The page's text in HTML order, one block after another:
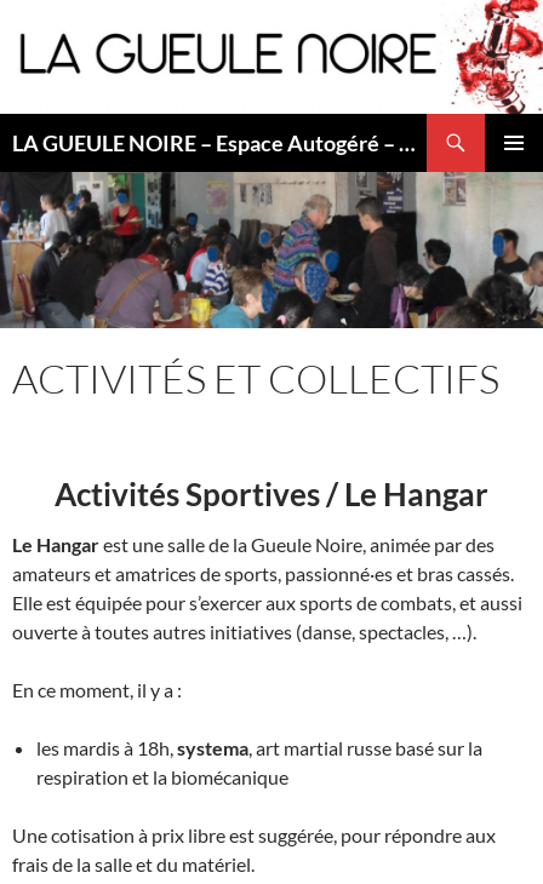
au
contenu
LA GUEULE NOIRE – Espace Autogéré – Saint Etienne
MENU
ACTIVITÉS ET COLLECTIFS
Activités Sportives / Le Hangar
Le Hangarest une salle de la Gueule Noire, animée par des
amateurs et amatrices de sports, passionné·es et bras cassés.
Elle est équipée pour s’exercer aux sports de combats, et aussi
ouverte à toutes autres initiatives (danse, spectacles, …).
En ce moment, il y a :
les mardis à 18h, systema , art martial russe basé sur la
respiration et la biomécanique
Une cotisation à prix libre est suggérée, pour répondre aux
frais de la salle et du matériel.